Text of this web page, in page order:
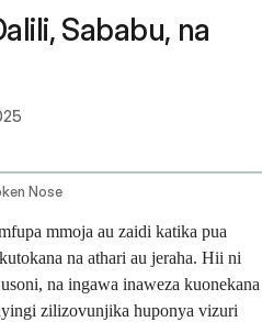
Sababu, na
Nose
mmoja au zaidi katika pua
na athari au jeraha. Hii ni
na ingawa inaweza kuonekana
zilizovunjika huponya vizuri